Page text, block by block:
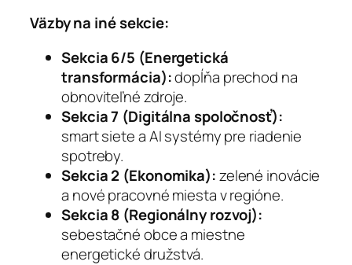
Väzby na iné sekcie:
Sekcia 6/5 (Energetická
transformácia):dopĺňa prechod na
obnoviteľné zdroje.
Sekcia 7 (Digitálna spoločnosť):
smart siete a AI systémy pre riadenie
spotreby.
Sekcia 2 (Ekonomika):zelené inovácie
a nové pracovné miesta v regióne.
Sekcia 8 (Regionálny rozvoj):
sebestačné obce a miestne
energetické družstvá.